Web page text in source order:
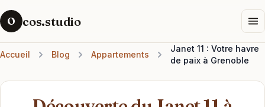
O cos.studio
Accueil Blog Appartements
Janet 11 : Votre havre
de paix à Grenoble